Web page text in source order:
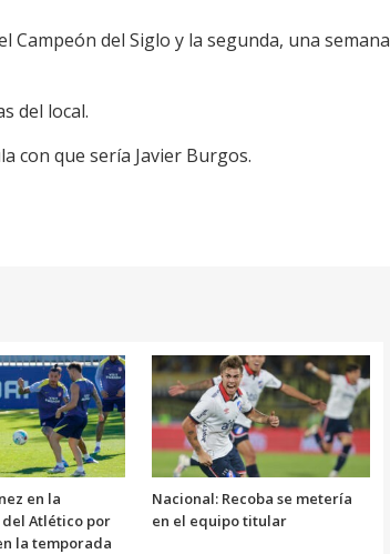
del Siglo y la segunda, una semana
del local.
con que sería Javier Burgos.
en la
Atlético por
la temporada
Nacional: Recoba se metería
en el equipo titular